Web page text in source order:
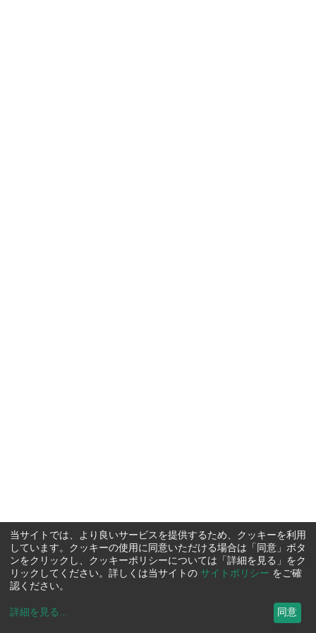
当サイトでは、より良いサービスを提供するため、クッキーを利用
しています。クッキーの使用に同意いただける場合は「同意」ボタ
ンをクリックし、クッキーポリシーについては「詳細を見る」をク
リックしてください。詳しくは当サイトの サイトポリシー をご確
認ください。
詳細を見る ... 同意